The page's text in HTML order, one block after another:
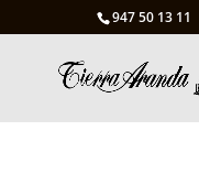
947 50 13 11